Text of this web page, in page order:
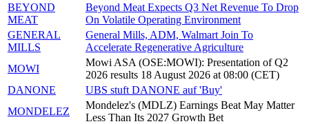
BEYOND
MEAT
Beyond Meat Expects Q3 Net Revenue To Drop
On Volatile Operating Environment
GENERAL
MILLS
General Mills, ADM, Walmart Join To
Accelerate Regenerative Agriculture
MOWI
Mowi ASA (OSE:MOWI): Presentation of Q2
2026 results 18 August 2026 at 08:00 (CET)
DANONE
UBS stuft DANONE auf 'Buy'
MONDELEZ
Mondelez's (MDLZ) Earnings Beat May Matter
Less Than Its 2027 Growth Bet